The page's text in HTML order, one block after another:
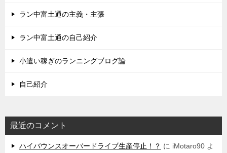
ラン中富土通の主義・主張
ラン中富土通の自己紹介
小遣い稼ぎのランニングブログ論
自己紹介
最近のコメント
ハイバウンスオーバードライブ生産停止！？ に iMotaro90 よ